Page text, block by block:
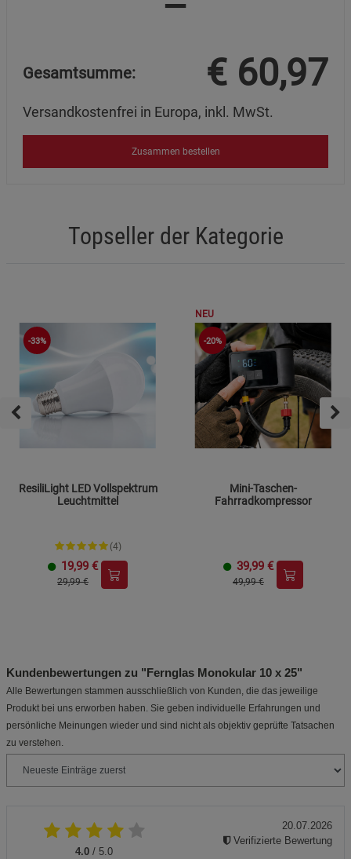
Gesamtsumme: € 60,97
Versandkostenfrei in Europa, inkl. MwSt.
Zusammen bestellen
Topseller der Kategorie
-33%
ResiliLight LED Vollspektrum
Leuchtmittel
(4)
19,99 €
29,99 €
NEU
-20%
Mini-Taschen-
Fahrradkompressor
39,99 €
49,99 €
Kundenbewertungen zu "Fernglas Monokular 10 x 25"
Alle Bewertungen stammen ausschließlich von Kunden, die das jeweilige
Produkt bei uns erworben haben. Sie geben individuelle Erfahrungen und
persönliche Meinungen wieder und sind nicht als objektiv geprüfte Tatsachen
zu verstehen.
4.0 / 5.0
20.07.2026
Verifizierte Bewertung
anzeigen